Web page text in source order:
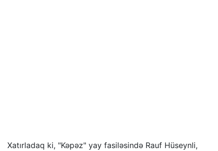
Xatırladaq ki, "Kəpəz" yay fasiləsində Rauf Hüseynli,